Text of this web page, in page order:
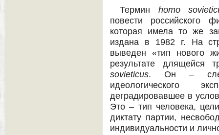
Термин homo
повести российского
которая имела то же
издана в 1982 г. На
выведен «тип нового
результате длящейся
sovieticus. Он –
идеологического
деградировавшее в
Это – тип человека,
диктату партии,
индивидуальности и